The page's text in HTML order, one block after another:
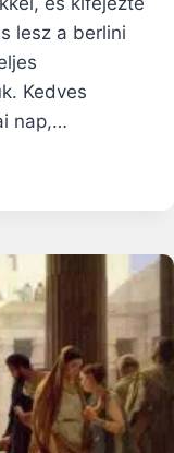
lesz a berlini
Kedves
nap,…